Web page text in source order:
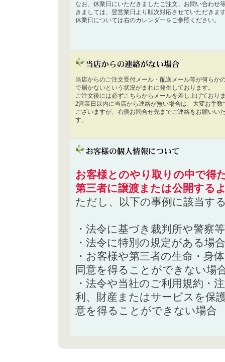
なお、休業日にいただきましたご注文、お問い合わせ
きましては、翌営業日より順次対応させていただきま
休業日については右のカレンダーをご参照ください。
当店からのご注文受付メール・配送メール等が何らか
で届かないという状況がまれに発生しております。
ご注文後には必ずこちらからメールを差し上げており
2営業日以内に当店から連絡が無い場合は、大変お手数
ございますが、右側お問合せ先までご連絡をお願いい
す。
お客様とのやり取りの中で得
第三者に譲渡または公開する
ただし、以下の事例に該当す
・法令に基づき裁判所や警察
・法令に特別の規定がある場合
・お客様や第三者の生命・身
同意を得ることができない場
・法令や当社のご利用規約・
利、財産またはサービスを保
意を得ることができない場合